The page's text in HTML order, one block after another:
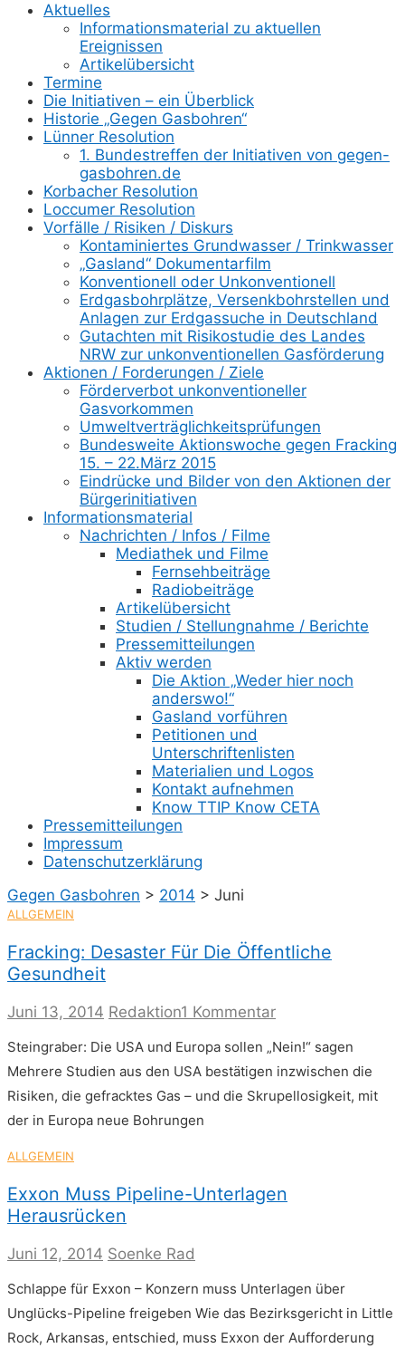
Aktuelles
Informationsmaterial zu aktuellen
Ereignissen
Artikelübersicht
Termine
Die Initiativen – ein Überblick
Historie „Gegen Gasbohren“
Lünner Resolution
1. Bundestreffen der Initiativen von gegen-
gasbohren.de
Korbacher Resolution
Loccumer Resolution
Vorfälle / Risiken / Diskurs
Kontaminiertes Grundwasser / Trinkwasser
„Gasland“ Dokumentarfilm
Konventionell oder Unkonventionell
Erdgasbohrplätze, Versenkbohrstellen und
Anlagen zur Erdgassuche in Deutschland
Gutachten mit Risikostudie des Landes
NRW zur unkonventionellen Gasförderung
Aktionen / Forderungen / Ziele
Förderverbot unkonventioneller
Gasvorkommen
Umweltverträglichkeitsprüfungen
Bundesweite Aktionswoche gegen Fracking
15. – 22.März 2015
Eindrücke und Bilder von den Aktionen der
Bürgerinitiativen
Informationsmaterial
Nachrichten / Infos / Filme
Mediathek und Filme
Fernsehbeiträge
Radiobeiträge
Artikelübersicht
Studien / Stellungnahme / Berichte
Pressemitteilungen
Aktiv werden
Die Aktion „Weder hier noch
anderswo!“
Gasland vorführen
Petitionen und
Unterschriftenlisten
Materialien und Logos
Kontakt aufnehmen
Know TTIP Know CETA
Pressemitteilungen
Impressum
Datenschutzerklärung
Gegen Gasbohren > 2014 > Juni
ALLGEMEIN
Fracking: Desaster Für Die Öffentliche
Gesundheit
Juni 13, 2014 Redaktion1 Kommentarzu
Desaster
für
öffentliche
Steingraber: Die USA und Europa sollen „Nein!“ sagen
Mehrere Studien aus den USA bestätigen inzwischen die
Risiken, die gefracktes Gas – und die Skrupellosigkeit, mit
der in Europa neue Bohrungen
ALLGEMEIN
Exxon Muss Pipeline-Unterlagen
Herausrücken
Juni 12, 2014 Soenke Rad
Schlappe für Exxon – Konzern muss Unterlagen über
Unglücks-Pipeline freigeben Wie das Bezirksgericht in Little
Rock, Arkansas, entschied, muss Exxon der Aufforderung